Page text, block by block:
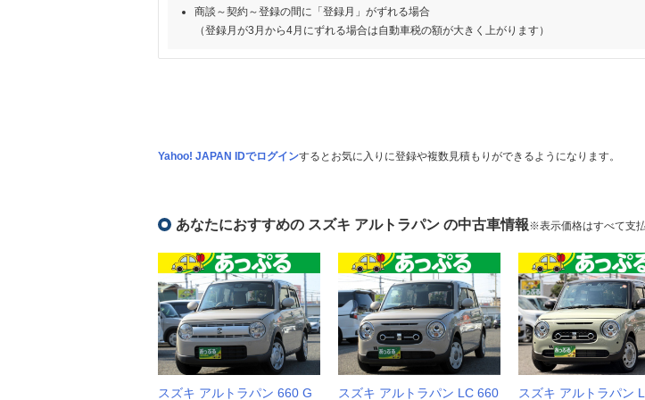
商談～契約～登録の間に「登録月」がずれる場合
（登録月が3月から4月にずれる場合は自動車税の額が大きく上がります）
Yahoo! JAPAN IDでログインするとお気に入りに登録や複数見積もりができるようになります。
あなたにおすすめの スズキ アルトラパン の中古車情報※表示価格はすべて支
スズキ アルトラパン 660 G スズキ アルトラパン LC 660 スズキ アルトラパン